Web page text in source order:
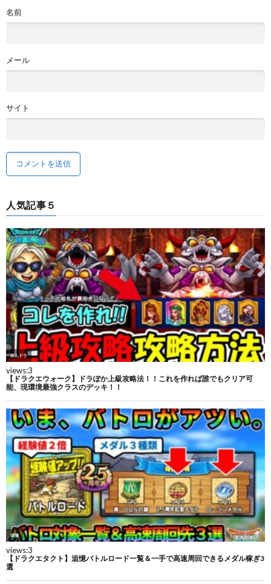
名前
メール
サイト
人気記事５